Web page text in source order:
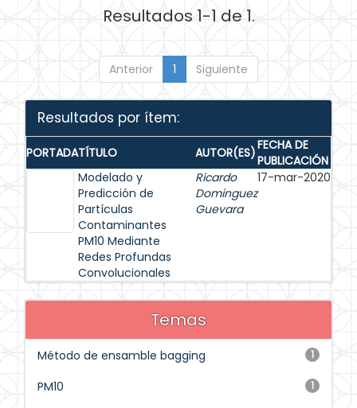
Resultados 1-1 de 1.
Anterior 1 Siguiente
Resultados por ítem:
PORTADATÍTULO AUTOR(ES)FECHA DE
PUBLICACIÓN
Modelado y
Predicción de
Partículas
Contaminantes
PM10 Mediante
Redes Profundas
Convolucionales
Ricardo
Dominguez
Guevara
17-mar-2020
Temas
1
Método de ensamble bagging
1
PM10